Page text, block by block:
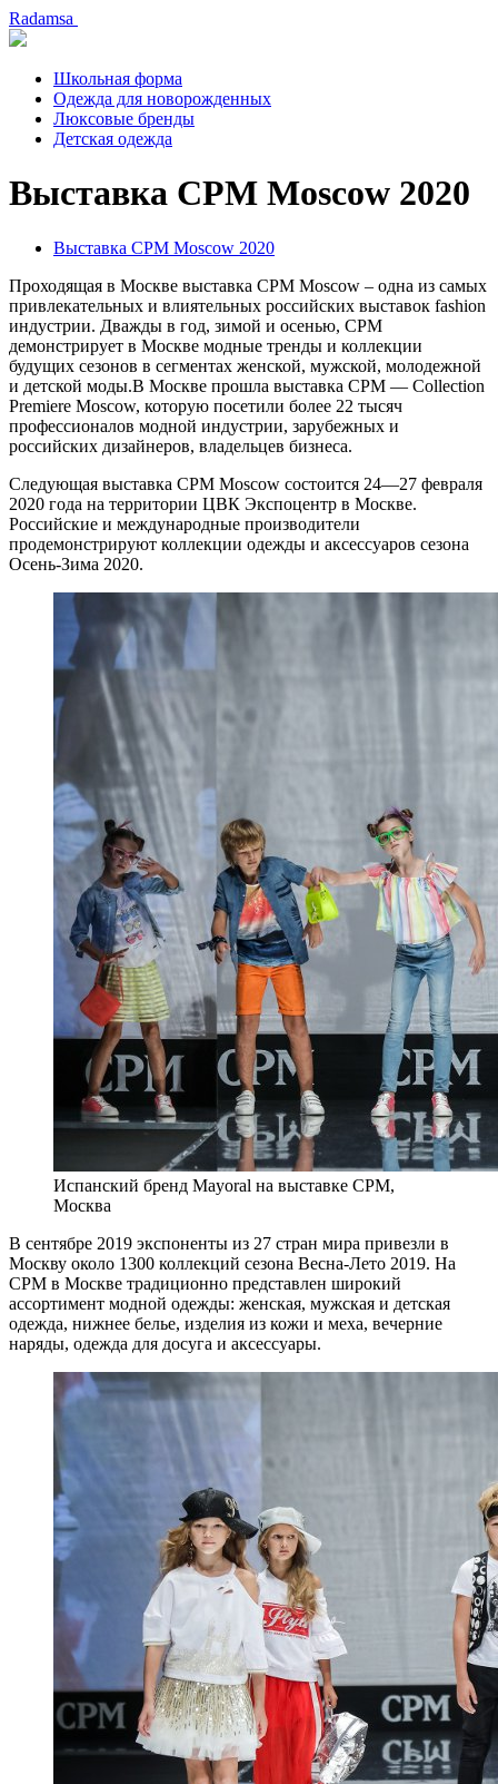
Radamsa
Школьная форма
Одежда для новорожденных
Люксовые бренды
Детская одежда
Выставка CPM Moscow 2020
Выставка CPM Moscow 2020
Проходящая в Москве выставка CPM Moscow – одна из самых
привлекательных и влиятельных российских выставок fashion
индустрии. Дважды в год, зимой и осенью, CPM
демонстрирует в Москве модные тренды и коллекции
будущих сезонов в сегментах женской, мужской, молодежной
и детской моды.В Москве прошла выставка CPM — Collection
Premiere Moscow, которую посетили более 22 тысяч
профессионалов модной индустрии, зарубежных и
российских дизайнеров, владельцев бизнеса.
Следующая выставка CPM Moscow состоится 24—27 февраля
2020 года на территории ЦВК Экспоцентр в Москве.
Российские и международные производители
продемонстрируют коллекции одежды и аксессуаров сезона
Осень-Зима 2020.
Испанский бренд Mayoral на выставке CPM,
Москва
В сентябре 2019 экспоненты из 27 стран мира привезли в
Москву около 1300 коллекций сезона Весна-Лето 2019. На
CPM в Москве традиционно представлен широкий
ассортимент модной одежды: женская, мужская и детская
одежда, нижнее белье, изделия из кожи и меха, вечерние
наряды, одежда для досуга и аксессуары.